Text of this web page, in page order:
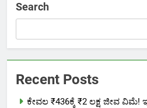
Search
Recent Posts
ಕೇವಲ ₹436ಕ್ಕೆ ₹2 ಲಕ್ಷ ಜೀವ